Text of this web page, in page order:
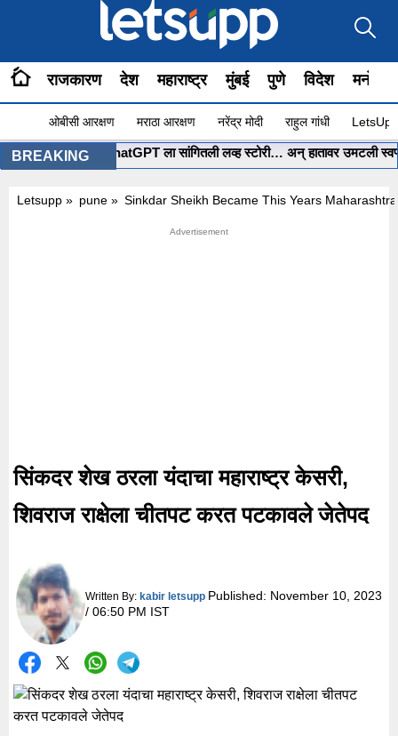
राजकारण देश महाराष्ट्र मुंबई पुणे विदेश
ओबीसी आरक्षण मराठा आरक्षण नरेंद्र मोदी राहुल गांधी
BREAKING
मुंबईच्या पोरीनं ChatGPT ला सांगितली लव्ह स्टोरी… अन् हातावर उमटली
Letsupp » pune » Sinkdar Sheikh Became This Years
सिंकदर शेख ठरला यंदाचा महाराष्ट्र केसरी,
शिवराज राक्षेला चीतपट करत पटकावले जेतेपद
Written By: kabir letsupp Published: November 10, 2023
/ 06:50 PM IST